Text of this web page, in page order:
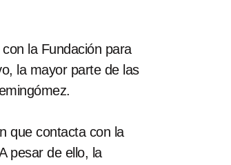
la Fundación para
la mayor parte de las
que contacta con la
pesar de ello, la